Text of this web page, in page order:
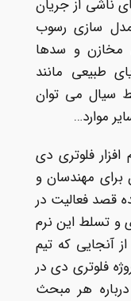
ناشی از جریان
سازی رسوب
مخازن و سدها
طبیعی مانند
سیال می توان
موارد…
افزار فلوتری دی
مهندسان و
قصد فعالیت در
و تسلط این نرم
آنجایی که تیم
فلوتری دی در
هر مبحث